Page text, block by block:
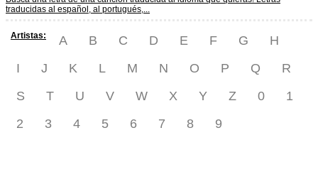
traducidas al español, al portugués,...
Artistas: A B C D E F G
H
I
J K L M N O P Q
R
S
T U V W X Y Z 0
1
2
3 4 5 6 7 8 9